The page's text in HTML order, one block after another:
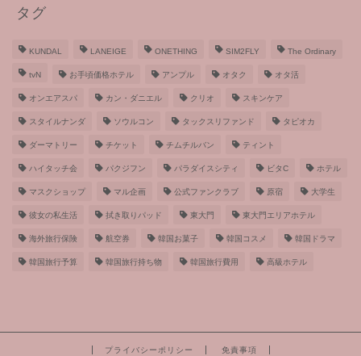
タグ
KUNDAL LANEIGE ONETHING SIM2FLY The Ordinary
tvN お手頃価格ホテル アンプル オタク オタ活
オンエアスパ カン・ダニエル クリオ スキンケア
スタイルナンダ ソウルコン タックスリファンド タピオカ
ダーマトリー チケット チムチルバン ティント
ハイタッチ会 パクジフン パラダイスシティ ビタC ホテル
マスクショップ マル企画 公式ファンクラブ 原宿 大学生
彼女の私生活 拭き取りパッド 東大門 東大門エリアホテル
海外旅行保険 航空券 韓国お菓子 韓国コスメ 韓国ドラマ
韓国旅行予算 韓国旅行持ち物 韓国旅行費用 高級ホテル
プライバシーポリシー 免責事項